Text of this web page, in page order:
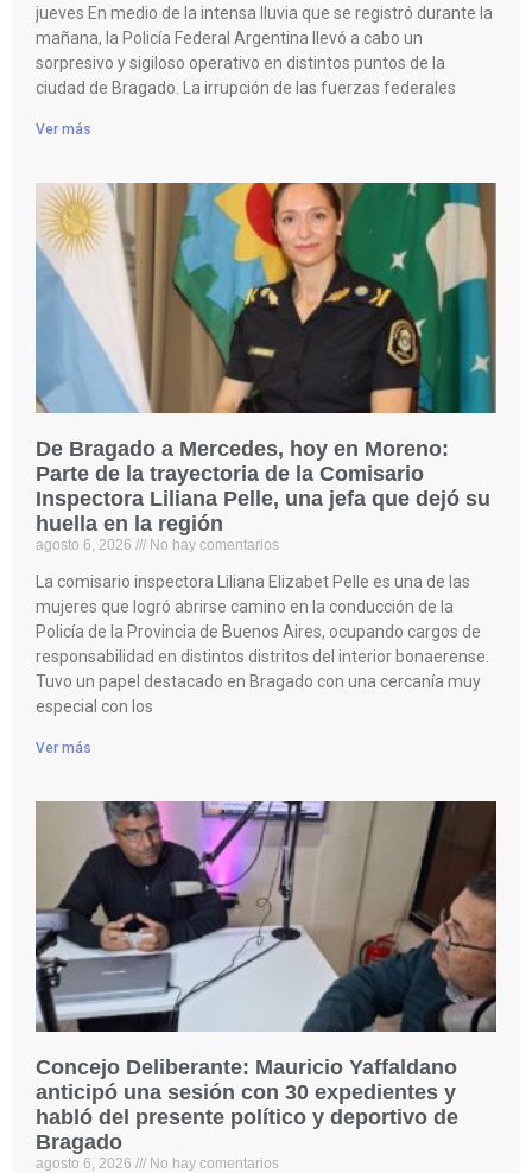
jueves En medio de la intensa lluvia que se registró durante la
mañana, la Policía Federal Argentina llevó a cabo un
sorpresivo y sigiloso operativo en distintos puntos de la
ciudad de Bragado. La irrupción de las fuerzas federales
Ver más
De Bragado a Mercedes, hoy en Moreno:
Parte de la trayectoria de la Comisario
Inspectora Liliana Pelle, una jefa que dejó su
huella en la región
agosto 6, 2026 No hay comentarios
La comisario inspectora Liliana Elizabet Pelle es una de las
mujeres que logró abrirse camino en la conducción de la
Policía de la Provincia de Buenos Aires, ocupando cargos de
responsabilidad en distintos distritos del interior bonaerense.
Tuvo un papel destacado en Bragado con una cercanía muy
especial con los
Ver más
Concejo Deliberante: Mauricio Yaffaldano
anticipó una sesión con 30 expedientes y
habló del presente político y deportivo de
Bragado
agosto 6, 2026 No hay comentarios